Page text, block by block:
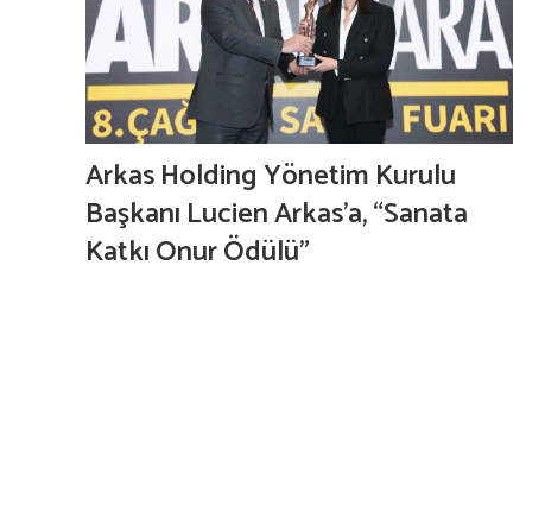
Arkas Holding Yönetim Kurulu
Başkanı Lucien Arkas’a, “Sanata
Katkı Onur Ödülü”